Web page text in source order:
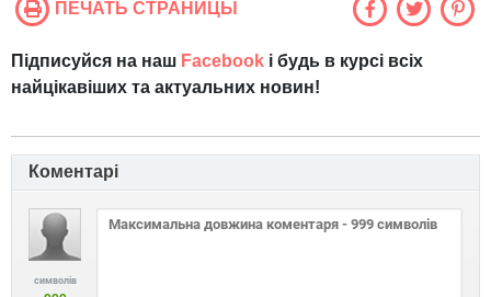
ПЕЧАТЬ СТРАНИЦЫ
Підписуйся на наш Facebook і будь в курсі всіх
найцікавіших та актуальних новин!
Коментарі
символів